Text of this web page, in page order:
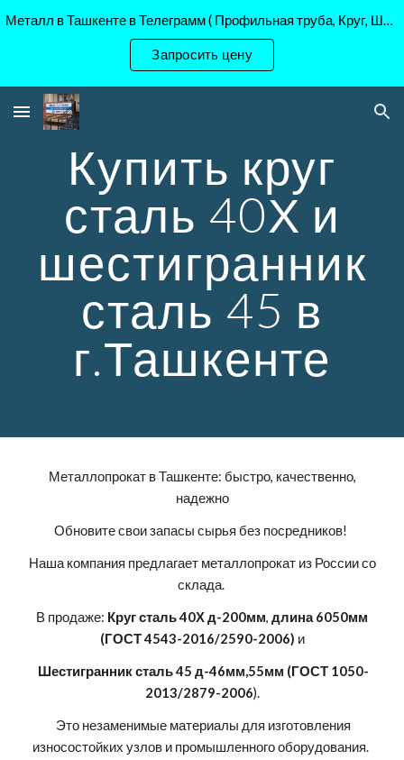
Skip to navigation
Металл в Ташкенте в Телеграмм ( Профильная труба, Круг, Шестигранник Ст45, 40Х, )
Запросить цену
Купить круг
сталь 40Х и
шестигранник
сталь 45 в
г.Ташкенте
Металлопрокат в Ташкенте: быстро, качественно,
надежно
Обновите свои запасы сырья без посредников!
Наша компания предлагает металлопрокат из России со
склада.
В продаже: Круг сталь 40Х д-200мм, длина 6050мм
(ГОСТ 4543-2016/2590-2006) и
Шестигранник сталь 45 д-46мм,55мм (ГОСТ 1050-
2013/2879-2006).
Это незаменимые материалы для изготовления
износостойких узлов и промышленного оборудования.